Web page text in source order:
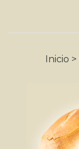
Inicio >